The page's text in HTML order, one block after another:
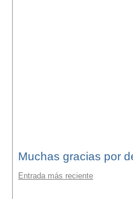
Muchas gracias por
Entrada más reciente